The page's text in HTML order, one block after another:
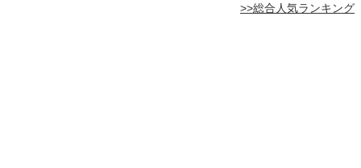
>>総合人気ランキング